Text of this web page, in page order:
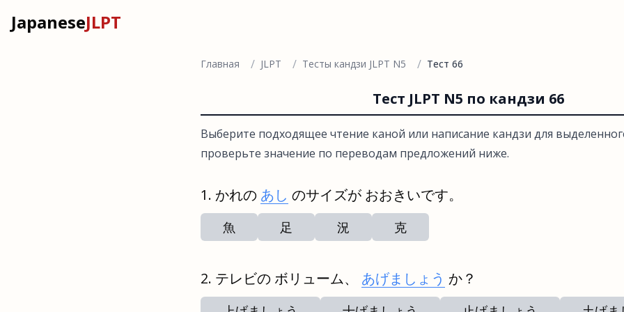
JapaneseJLPT
Главная / JLPT / Тесты кандзи JLPT N5 / Тест 66
Тест JLPT N5 по кандзи 66
Выберите подходящее чтение каной или написание кандзи для
проверьте значение по переводам предложений ниже.
かれの あし のサイズが おおきいです。
魚 足 況 克
テレビの ボリューム、 あげましょう か？